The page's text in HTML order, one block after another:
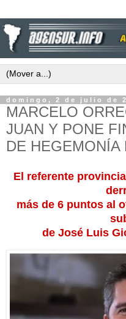
domingo, 2 de julio de
MARCELO
JUAN Y PONE
DE HEGEMONÍA
El referente
más de 6 puntos al
de José Luis